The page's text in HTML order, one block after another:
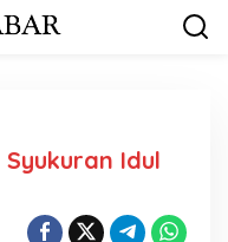
Idul